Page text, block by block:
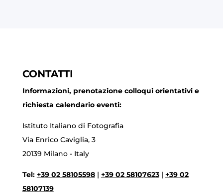
CONTATTI
Informazioni, prenotazione colloqui orientativi e
richiesta calendario eventi:
Istituto Italiano di Fotografia
Via Enrico Caviglia, 3
20139 Milano - Italy
Tel: +39 02 58105598| +39 02 58107623| +39 02
58107139